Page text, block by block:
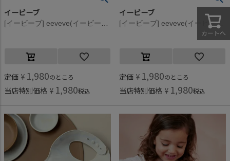
イービーブ
[イービーブ] eeveve(イービーブ) シリコンプレート L Autumn Gold Dark
定価 ¥ 1,980のところ
当店特別価格 ¥ 1,980税込
イービーブ
[イービーブ] eeveve(イービーブ) Marble シリコンビブ Cloudy Gray
定価 ¥ 1,980のところ
当店特別価格 ¥ 1,980税込
カートへ